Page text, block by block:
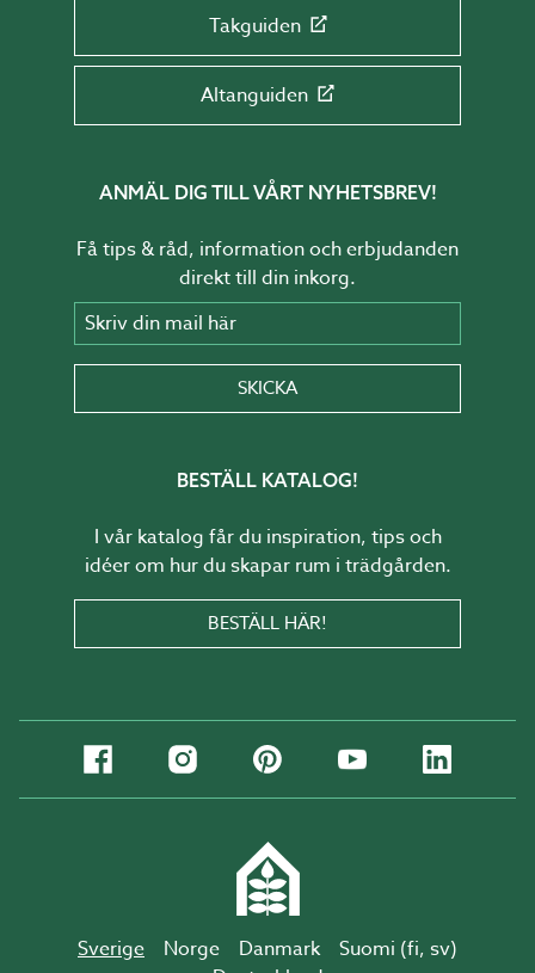
Takguiden
Altanguiden
ANMÄL DIG TILL VÅRT NYHETSBREV!
Få tips & råd, information och erbjudanden
direkt till din inkorg.
Skriv din mail här
SKICKA
BESTÄLL KATALOG!
I vår katalog får du inspiration, tips och
idéer om hur du skapar rum i trädgården.
BESTÄLL HÄR!
Sverige Norge Danmark Suomi (fi, sv)